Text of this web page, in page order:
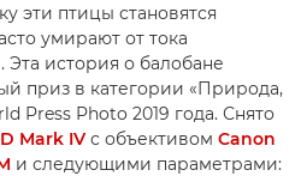
эти птицы становятся
умирают от тока
история о балобане
приз в категории «Природа,
Press Photo 2019 года. Снято
Mark IV с объективом Canon
и следующими параметрами: